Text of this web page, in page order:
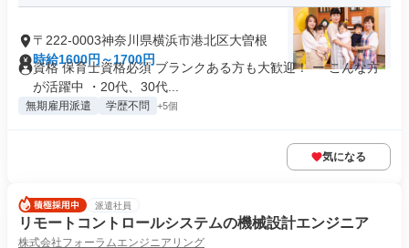
〒222-0003神奈川県横浜市港北区大曽根
時給1600円～1700円
資格 保育士資格必須 ブランクある方も大歓迎！ ー こんな方
が活躍中 ・20代、30代...
無期雇用派遣 学歴不問 +5個
気になる
派遣社員
リモートコントロールシステムの機械設計エンジニア
株式会社フォーラムエンジニアリング